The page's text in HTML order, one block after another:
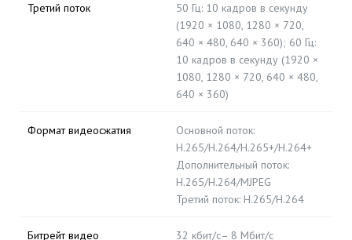
Третий поток
50 Гц: 10 кадров в секунду
(1920 × 1080, 1280 × 720,
640 × 480, 640 × 360); 60 Гц:
10 кадров в секунду (1920 ×
1080, 1280 × 720, 640 × 480,
640 × 360)
Формат видеосжатия
Основной поток:
H.265/H.264/H.265+/H.264+
Дополнительный поток:
H.265/H.264/MJPEG
Третий поток: H.265/H.264
Битрейт видео 32 кбит/с– 8 Мбит/с